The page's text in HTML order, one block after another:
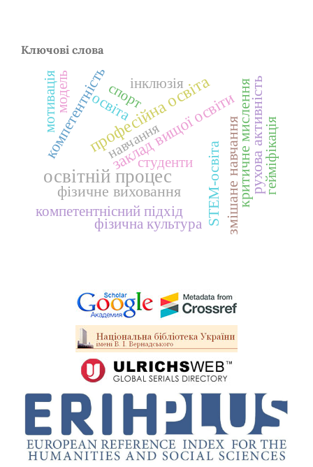
Ключові слова
освітній процес
професійна освіта
заклад вищої освітикритичне мислення
освіта
компетентність
фізичне виховання STEM-освіта рухова активність
змішане навчання
навчання
студенти
компетентнісний підхід
гейміфікація
фізична культура
модель
мотивація спортінклюзія